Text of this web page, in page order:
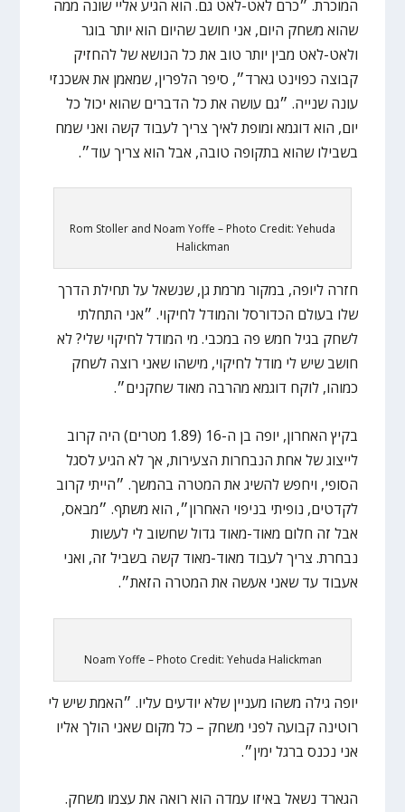
המוכרת. ״כרם לאט-לאט גם. הוא הגיע אליי שונה ממה
שהוא משחק היום, אני חושב שהיום הוא יותר בוגר
ולאט-לאט מבין יותר טוב את כל הנושא של להחזיק
קבוצה כפוינט גארד״, סיפר הלפרין, שמאמן את אשכנזי
עונה שנייה. ״גם עושה את כל הדברים שהוא יכול כל
יום, הוא דוגמא ומופת לאיך צריך לעבוד קשה ואני שמח
בשבילו שהוא בתקופה טובה, אבל הוא צריך עוד״.
Rom Stoller and Noam Yoffe – Photo Credit: Yehuda
Halickman
חזרה ליופה, במקור מרמת גן, שנשאל על תחילת הדרך
שלו בעולם הכדורסל והמודל לחיקוי. ״אני התחלתי
לשחק בגיל חמש פה במכבי. מי המודל לחיקוי שלי? לא
חושב שיש לי מודל לחיקוי, מישהו שאני רוצה לשחק
כמוהו, לוקח דוגמא מהרבה מאוד שחקנים״.
בקיץ האחרון, יופה בן ה-16 (1.89 מטרים) היה קרוב
לייצוג של אחת הנבחרות הצעירות, אך לא הגיע לסגל
הסופי, ויחפש להשיג את המטרה בהמשך. ״הייתי קרוב
לקדטים, נופיתי בניפוי האחרון״, הוא משתף. ״מבאס,
אבל זה חלום מאוד-מאוד גדול שחשוב לי לעשות
נבחרת. צריך לעבוד מאוד-מאוד קשה בשביל זה, ואני
אעבוד עד שאני אעשה את המטרה הזאת״.
Noam Yoffe – Photo Credit: Yehuda Halickman
יופה גילה משהו מעניין שלא יודעים עליו. ״האמת שיש לי
רוטינה קבועה לפני משחק – כל מקום שאני הולך אליו
אני נכנס ברגל ימין״.
הגארד נשאל באיזו עמדה הוא רואה את עצמו משחק.